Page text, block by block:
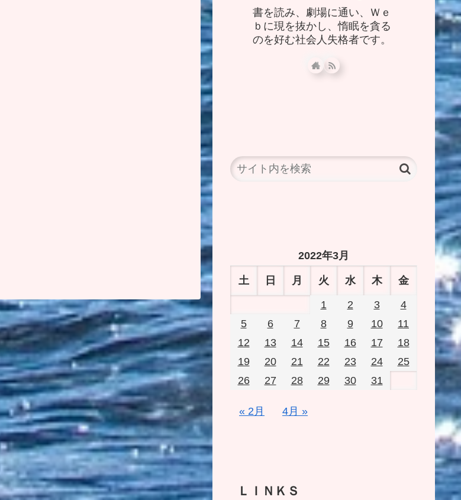
書を読み、劇場に通い、Ｗｅ
ｂに現を抜かし、惰眠を貪る
のを好む社会人失格者です。
2022年3月
土 日 月 火 水 木 金
1 2 3
4
5
6 7 8 9 10
11
12
13 14 15 16 17
18
19
20 21 22 23 24
25
26
27 28 29 30 31
« 2月 4月 »
ＬＩＮＫＳ